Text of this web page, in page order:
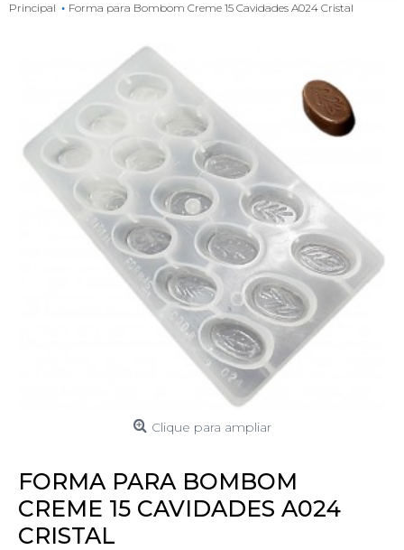
Principal Forma para Bombom Creme 15 Cavidades A024 Cristal
Clique para ampliar
FORMA PARA BOMBOM
CREME 15 CAVIDADES A024
CRISTAL